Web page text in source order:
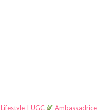
Lifestyle | UGC Ambassadrice